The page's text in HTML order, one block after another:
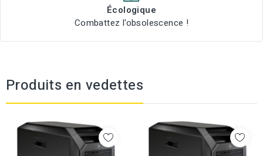
Écologique
Combattez l'obsolescence !
Produits en vedettes